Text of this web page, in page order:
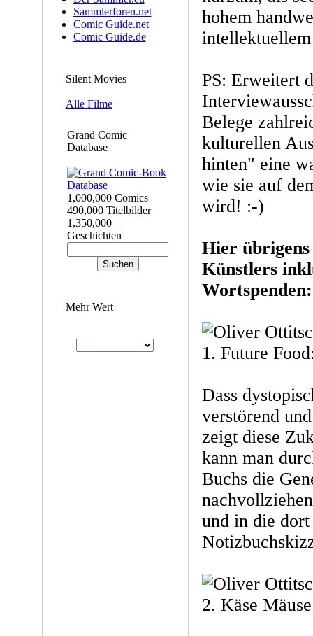
Sammlerforen.net
Comic Guide.net
Comic Guide.de
Silent Movies
Alle Filme
Grand Comic
Database
1,000,000 Comics
490,000 Titelbilder
1,350,000
Geschichten
Mehr Wert
hohem
PS: Erweitert
Belege
kulturellen
hinten" eine
wie sie auf
wird! :-)
Hier
Künstlers
Wortspenden:
1. Future
Dass
verstörend
zeigt diese
kann man
Buchs die
und in die
2. Käse